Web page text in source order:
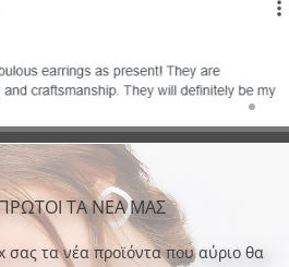
ΤΑ ΝΕΑ ΜΑΣ
σας τα νέα προϊόντα που αύριο θα